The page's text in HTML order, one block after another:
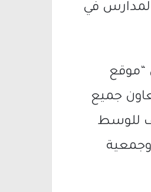
في
“موقع
جميع
للوسط
وجمعية